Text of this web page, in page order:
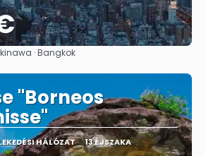
Megnézem
· Bangkok
"Borneos
HÁLÓZAT 13 ÉJSZAKA